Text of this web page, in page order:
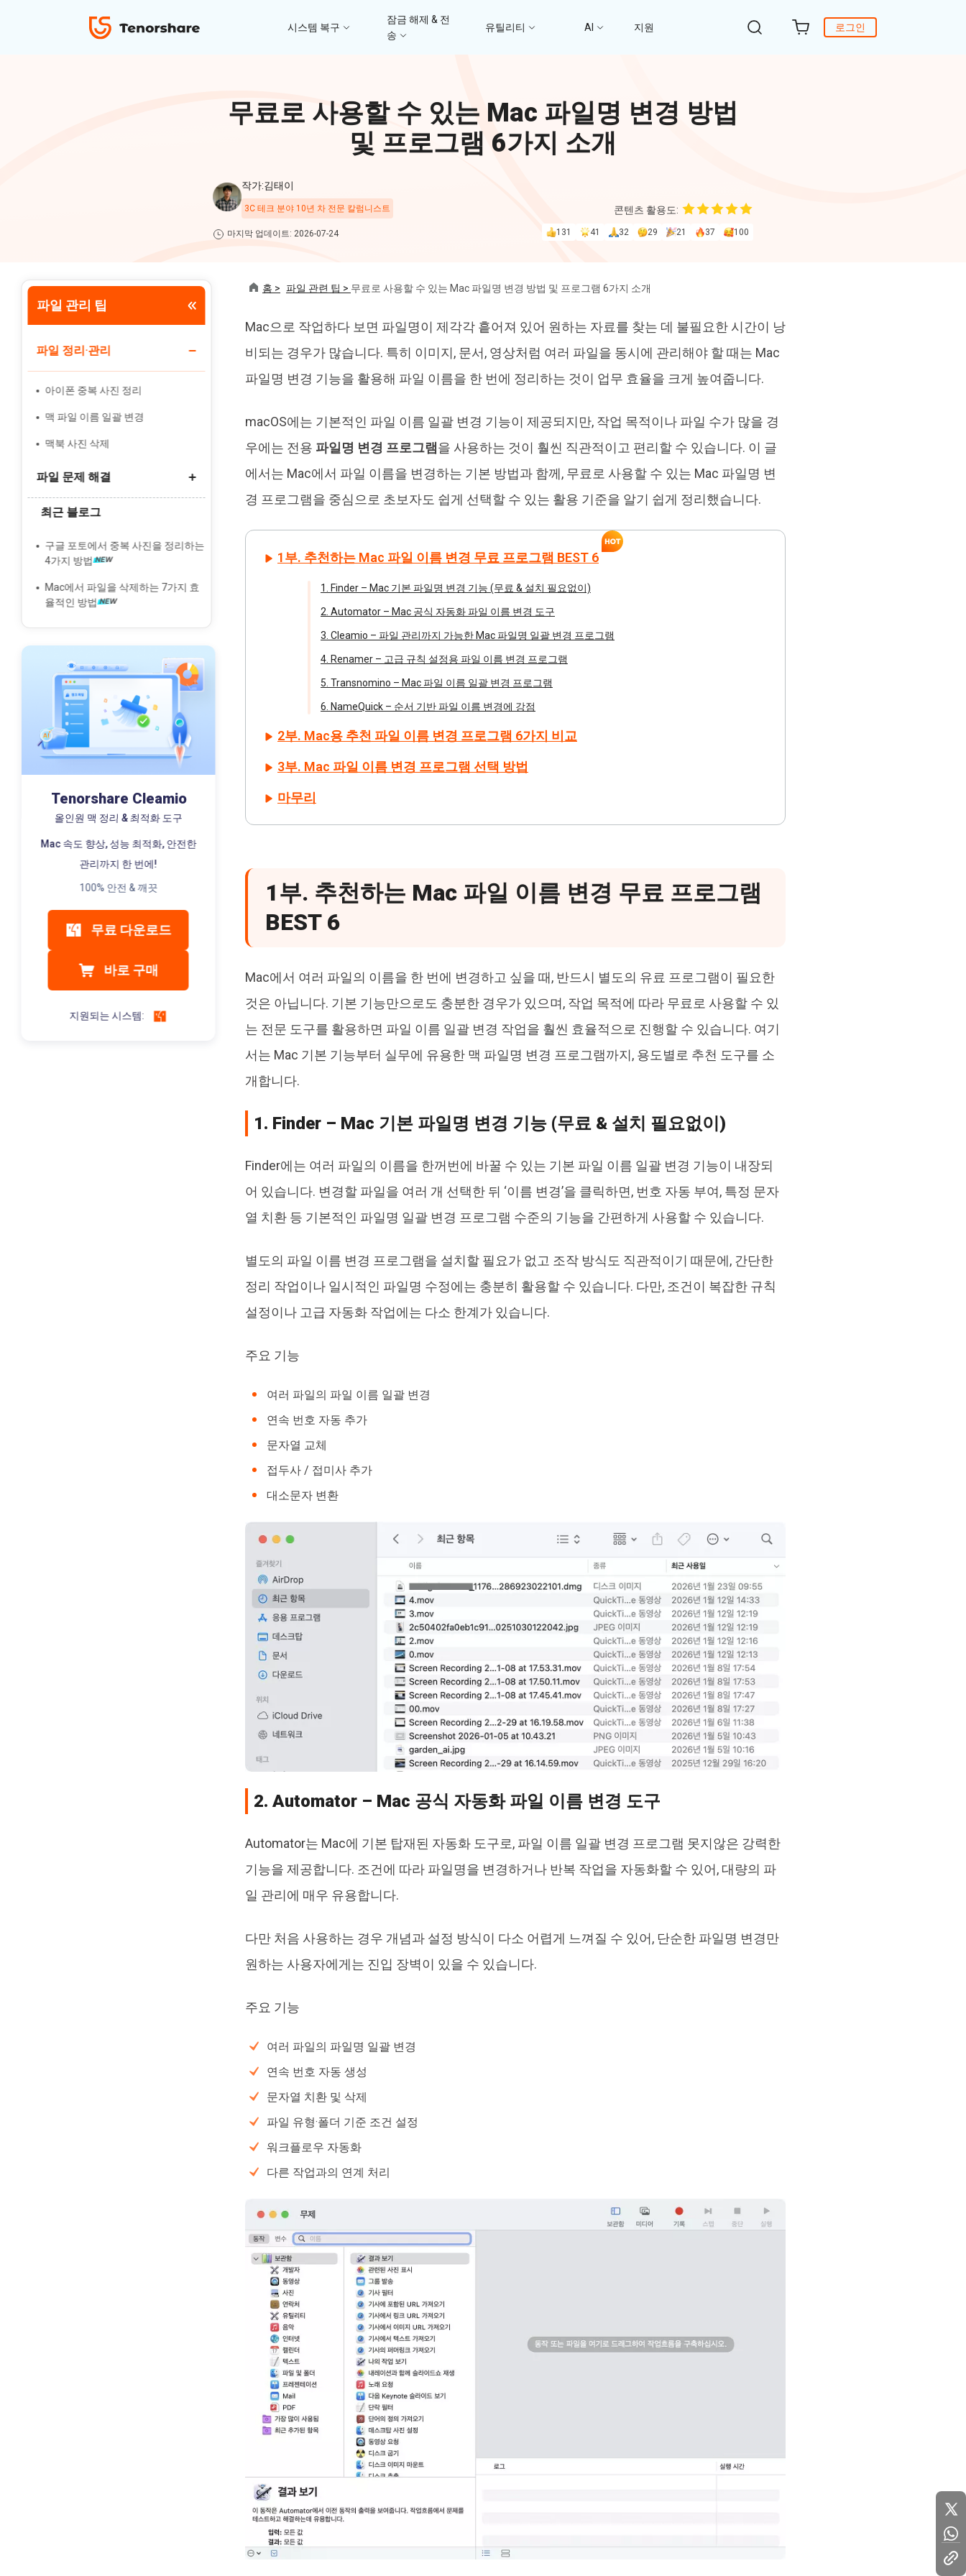
iAnyGo
로그인
시스템 복구
iOS 18 베타 포함 150개 이상 iOS 시스템 이
아이폰/아이패드 데이터 복구&
iTunes/iCloud 백업 복구
아이폰/안드로이드 WhatsApp 데이터 복구
ReiBoot - Android 시스템 복구
A-B-C 처럼 안드로이드 시스템 복구 Win/ Mac에서 삭제된 파일 복원
잠금 해제 & 전
송
비밀번호 없이 아이폰/아이패드 잠금해제
안드로이드 아이폰 간에 WhatsApp 데이터
전송
간편한 iOS 데이터 백업 및 관리
4uKey - 안드로이드 잠금 해제
안드로이드 화면 비밀번호&구글 락 제거 안드로이드 아이폰으로 데이터 전송
유틸리티
탈옥 필요없이 위치 조작하기 iTunes 백업 암호 잠금 풀기 몇 분 안에 윈도 문제 해결
간단하고 안전한 시스템 마이그레이션 도구
맥에서 Al를 사용하여 PDF 편집 및 관리
4DDiG 중복 파일 삭제기
AI로 중복 파일 찾기 및 삭제
Tenorshare Cleamio
올인원 맥 정리 & 최적화 도구
AI
4DDIG 비디오 복구
AI로 손상된 비디오 복원
PixPretty AI Photo Editor
무료 AI 사진 편집 도구
지원
문의하기
구독 갱신
무료로 사용할 수 있는 Mac 파일명 변경 방법
및 프로그램 6가지 소개
작가:김태이
3C 테크 분야 10년 차 전문 칼럼니스트
마지막 업데이트: 2026-07-24
콘텐츠 활용도:
131 41 32 29 21 37 100
파일 관리 팁
파일 정리·관리
아이폰 중복 사진 정리
맥 파일 이름 일괄 변경
맥북 사진 삭제
파일 문제 해결
맥 휴지통 삭제 안되는 파일
맥 숨김 파일 보기
최근 블로그
구글 포토에서 중복 사진을 정리하는
4가지 방법
Mac에서 파일을 삭제하는 7가지 효
율적인 방법
Tenorshare Cleamio
올인원 맥 정리 & 최적화 도구
Mac 속도 향상, 성능 최적화, 안전한
관리까지 한 번에!
100% 안전 & 깨끗
무료 다운로드
바로 구매
지원되는 시스템:
홈 > 파일 관련 팁 > 무료로 사용할 수 있는 Mac 파일명 변경 방법 및 프로그램 6가지 소개
Mac으로 작업하다 보면 파일명이 제각각 흩어져 있어 원하는 자료를 찾는 데 불필요한 시간이 낭
비되는 경우가 많습니다. 특히 이미지, 문서, 영상처럼 여러 파일을 동시에 관리해야 할 때는 Mac
파일명 변경 기능을 활용해 파일 이름을 한 번에 정리하는 것이 업무 효율을 크게 높여줍니다.
macOS에는 기본적인 파일 이름 일괄 변경 기능이 제공되지만, 작업 목적이나 파일 수가 많을 경
우에는 전용 파일명 변경 프로그램 을 사용하는 것이 훨씬 직관적이고 편리할 수 있습니다. 이 글
에서는 Mac에서 파일 이름을 변경하는 기본 방법과 함께, 무료로 사용할 수 있는 Mac 파일명 변
경 프로그램을 중심으로 초보자도 쉽게 선택할 수 있는 활용 기준을 알기 쉽게 정리했습니다.
1부. 추천하는 Mac 파일 이름 변경 무료 프로그램 BEST 6
1. Finder – Mac 기본 파일명 변경 기능 (무료 & 설치 필요없이)
2. Automator – Mac 공식 자동화 파일 이름 변경 도구
3. Cleamio – 파일 관리까지 가능한 Mac 파일명 일괄 변경 프로그램
4. Renamer – 고급 규칙 설정용 파일 이름 변경 프로그램
5. Transnomino – Mac 파일 이름 일괄 변경 프로그램
6. NameQuick – 순서 기반 파일 이름 변경에 강점
2부. Mac용 추천 파일 이름 변경 프로그램 6가지 비교
3부. Mac 파일 이름 변경 프로그램 선택 방법
마무리
1부. 추천하는 Mac 파일 이름 변경 무료 프로그램
BEST 6
Mac에서 여러 파일의 이름을 한 번에 변경하고 싶을 때, 반드시 별도의 유료 프로그램이 필요한
것은 아닙니다. 기본 기능만으로도 충분한 경우가 있으며, 작업 목적에 따라 무료로 사용할 수 있
는 전문 도구를 활용하면 파일 이름 일괄 변경 작업을 훨씬 효율적으로 진행할 수 있습니다. 여기
서는 Mac 기본 기능부터 실무에 유용한 맥 파일명 변경 프로그램까지, 용도별로 추천 도구를 소
개합니다.
1. Finder – Mac 기본 파일명 변경 기능 (무료 & 설치 필요없이)
Finder에는 여러 파일의 이름을 한꺼번에 바꿀 수 있는 기본 파일 이름 일괄 변경 기능이 내장되
어 있습니다. 변경할 파일을 여러 개 선택한 뒤 ‘이름 변경’을 클릭하면, 번호 자동 부여, 특정 문자
열 치환 등 기본적인 파일명 일괄 변경 프로그램 수준의 기능을 간편하게 사용할 수 있습니다.
별도의 파일 이름 변경 프로그램을 설치할 필요가 없고 조작 방식도 직관적이기 때문에, 간단한
정리 작업이나 일시적인 파일명 수정에는 충분히 활용할 수 있습니다. 다만, 조건이 복잡한 규칙
설정이나 고급 자동화 작업에는 다소 한계가 있습니다.
주요 기능
여러 파일의 파일 이름 일괄 변경
연속 번호 자동 추가
문자열 교체
접두사 / 접미사 추가
대소문자 변환
2. Automator – Mac 공식 자동화 파일 이름 변경 도구
Automator는 Mac에 기본 탑재된 자동화 도구로, 파일 이름 일괄 변경 프로그램 못지않은 강력한
기능을 제공합니다. 조건에 따라 파일명을 변경하거나 반복 작업을 자동화할 수 있어, 대량의 파
일 관리에 매우 유용합니다.
다만 처음 사용하는 경우 개념과 설정 방식이 다소 어렵게 느껴질 수 있어, 단순한 파일명 변경만
원하는 사용자에게는 진입 장벽이 있을 수 있습니다.
주요 기능
여러 파일의 파일명 일괄 변경
연속 번호 자동 생성
문자열 치환 및 삭제
파일 유형·폴더 기준 조건 설정
워크플로우 자동화
다른 작업과의 연계 처리